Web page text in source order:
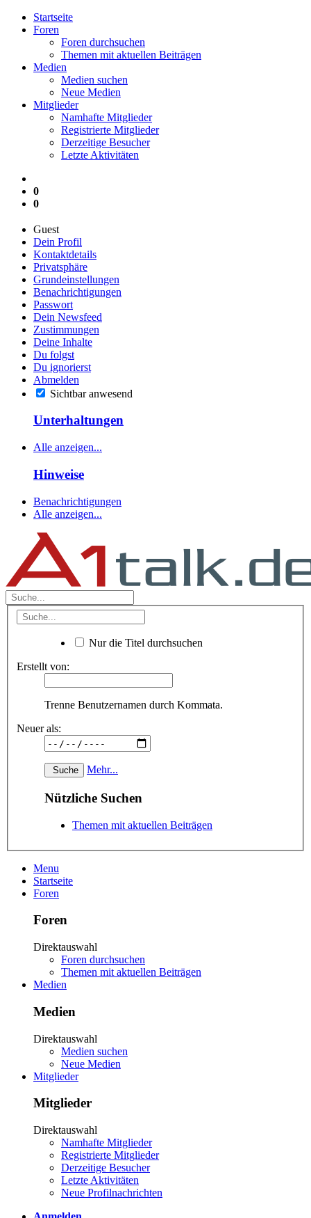
Startseite
Foren
Foren durchsuchen
Themen mit aktuellen Beiträgen
Medien
Medien suchen
Neue Medien
Mitglieder
Namhafte Mitglieder
Registrierte Mitglieder
Derzeitige Besucher
Letzte Aktivitäten
0
0
Guest
Dein Profil
Kontaktdetails
Privatsphäre
Grundeinstellungen
Benachrichtigungen
Passwort
Dein Newsfeed
Zustimmungen
Deine Inhalte
Du folgst
Du ignorierst
Abmelden
Sichtbar anwesend
Unterhaltungen
Alle anzeigen...
Hinweise
Benachrichtigungen
Alle anzeigen...
Nur die Titel durchsuchen
Erstellt von:
Trenne Benutzernamen durch Kommata.
Neuer als:
Mehr...
Nützliche Suchen
Themen mit aktuellen Beiträgen
Menu
Startseite
Foren
Foren
Direktauswahl
Foren durchsuchen
Themen mit aktuellen Beiträgen
Medien
Medien
Direktauswahl
Medien suchen
Neue Medien
Mitglieder
Mitglieder
Direktauswahl
Namhafte Mitglieder
Registrierte Mitglieder
Derzeitige Besucher
Letzte Aktivitäten
Neue Profilnachrichten